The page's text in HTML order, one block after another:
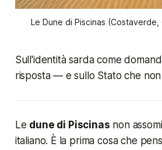
Le Dune di Piscinas (Costaverde,
Sull'identità sarda come
risposta — e sullo Stato che
Le dune di Piscinas non
italiano. È la prima cosa che